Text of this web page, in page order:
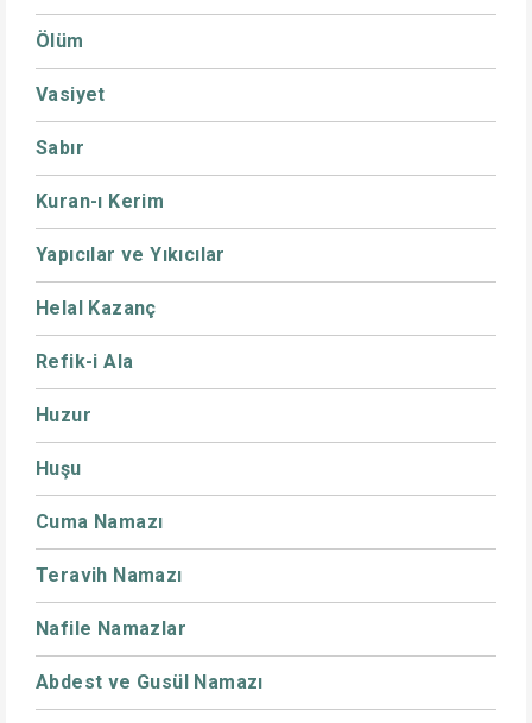
Ölüm
Vasiyet
Sabır
Kuran-ı Kerim
Yapıcılar ve Yıkıcılar
Helal Kazanç
Refik-i Ala
Huzur
Huşu
Cuma Namazı
Teravih Namazı
Nafile Namazlar
Abdest ve Gusül Namazı